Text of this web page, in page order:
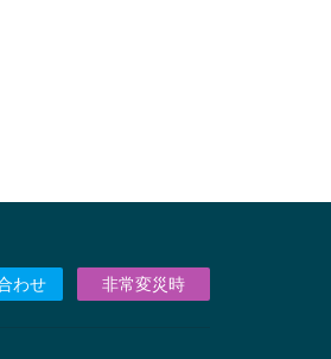
わせ 非常変災時